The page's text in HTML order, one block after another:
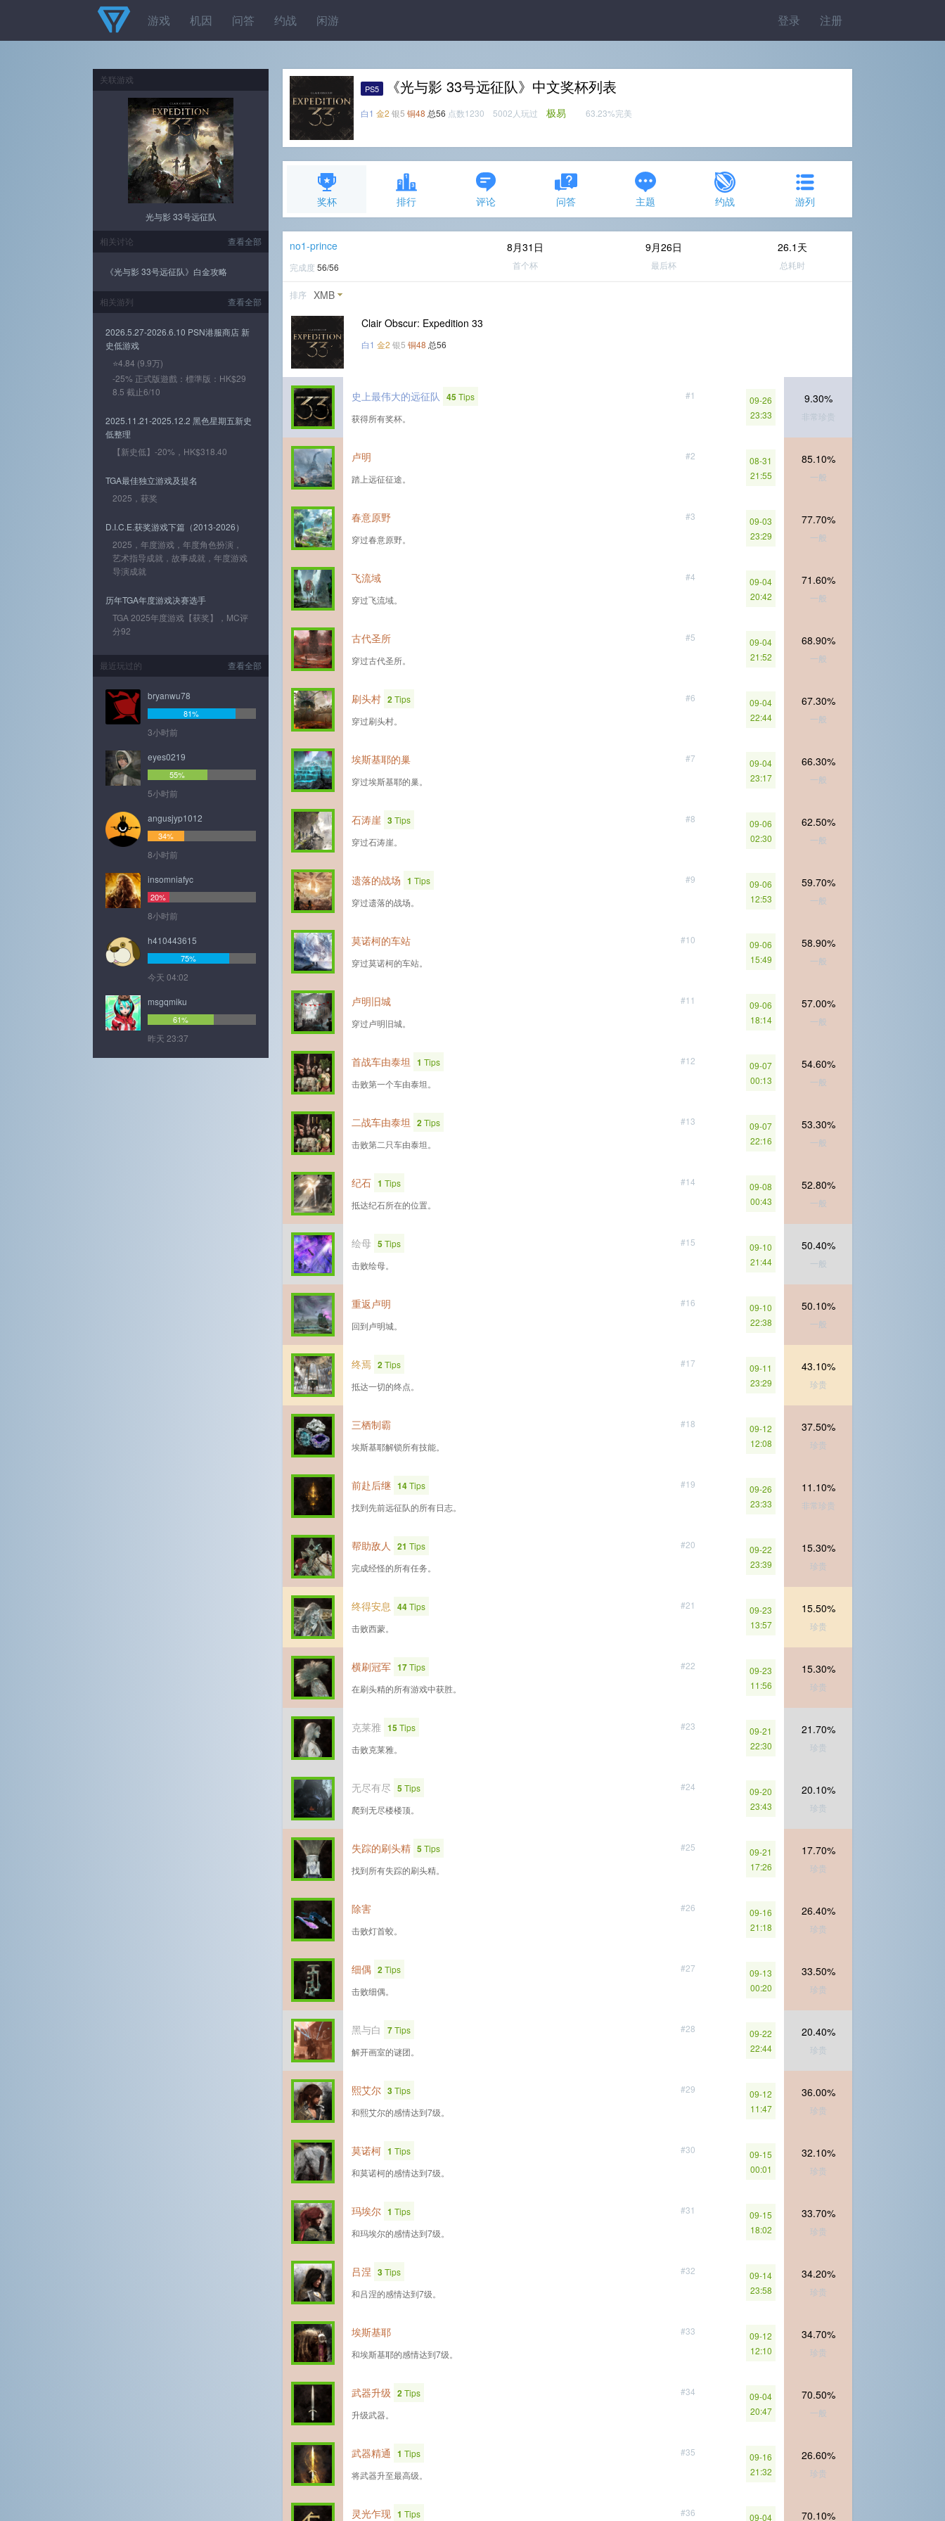
登录 注册
游戏 机因 问答 约战 闲游
PS5 《光与影 33号远征队》中文奖杯列表
白1 金2 银5 铜48 总56 点数1230 5002人玩过 极易 63.23%完美
奖杯 排行 评论 问答 主题 约战 游列
no1-prince
完成度 56/56
8月31日
首个杯
9月26日
最后杯
26.1天
总耗时
排序 XMB
Clair Obscur: Expedition 33
白1 金2 银5 铜48 总56
#1
史上最伟大的远征队 45Tips
获得所有奖杯。
09-26
23:33
9.30%
非常珍贵
#2
卢明
踏上远征征途。
08-31
21:55
85.10%
一般
#3
春意原野
穿过春意原野。
09-03
23:29
77.70%
一般
#4
飞流域
穿过飞流域。
09-04
20:42
71.60%
一般
#5
古代圣所
穿过古代圣所。
09-04
21:52
68.90%
一般
#6
刷头村 2Tips
穿过刷头村。
09-04
22:44
67.30%
一般
#7
埃斯基耶的巢
穿过埃斯基耶的巢。
09-04
23:17
66.30%
一般
#8
石涛崖 3Tips
穿过石涛崖。
09-06
02:30
62.50%
一般
#9
遗落的战场 1 Tips
穿过遗落的战场。
09-06
12:53
59.70%
一般
#10
莫诺柯的车站
穿过莫诺柯的车站。
09-06
15:49
58.90%
一般
#11
卢明旧城
穿过卢明旧城。
09-06
18:14
57.00%
一般
#12
首战车由泰坦 1 Tips
击败第一个车由泰坦。
09-07
00:13
54.60%
一般
#13
二战车由泰坦 2Tips
击败第二只车由泰坦。
09-07
22:16
53.30%
一般
#14
纪石 1 Tips
抵达纪石所在的位置。
09-08
00:43
52.80%
一般
#15
绘母 5Tips
击败绘母。
09-10
21:44
50.40%
一般
#16
重返卢明
回到卢明城。
09-10
22:38
50.10%
一般
#17
终焉 2Tips
抵达一切的终点。
09-11
23:29
43.10%
珍贵
#18
三栖制霸
埃斯基耶解锁所有技能。
09-12
12:08
37.50%
珍贵
#19
前赴后继 14Tips
找到先前远征队的所有日志。
09-26
23:33
11.10%
非常珍贵
#20
帮助敌人 21 Tips
完成经怪的所有任务。
09-22
23:39
15.30%
珍贵
#21
终得安息 44Tips
击败西蒙。
09-23
13:57
15.50%
珍贵
#22
横刷冠军 17Tips
在刷头精的所有游戏中获胜。
09-23
11:56
15.30%
珍贵
#23
克莱雅 15Tips
击败克莱雅。
09-21
22:30
21.70%
珍贵
#24
无尽有尽 5Tips
爬到无尽楼楼顶。
09-20
23:43
20.10%
珍贵
#25
失踪的刷头精 5Tips
找到所有失踪的刷头精。
09-21
17:26
17.70%
珍贵
#26
除害
击败灯首蛟。
09-16
21:18
26.40%
珍贵
#27
细偶 2Tips
击败细偶。
09-13
00:20
33.50%
珍贵
#28
黑与白 7Tips
解开画室的谜团。
09-22
22:44
20.40%
珍贵
#29
熙艾尔 3Tips
和熙艾尔的感情达到7级。
09-12
11:47
36.00%
珍贵
#30
莫诺柯 1 Tips
和莫诺柯的感情达到7级。
09-15
00:01
32.10%
珍贵
#31
玛埃尔 1 Tips
和玛埃尔的感情达到7级。
09-15
18:02
33.70%
珍贵
#32
吕涅 3Tips
和吕涅的感情达到7级。
09-14
23:58
34.20%
珍贵
#33
埃斯基耶
和埃斯基耶的感情达到7级。
09-12
12:10
34.70%
珍贵
#34
武器升级 2Tips
升级武器。
09-04
20:47
70.50%
一般
#35
武器精通 1 Tips
将武器升至最高级。
09-16
21:32
26.60%
珍贵
#36
灵光乍现 1 Tips 09-04 70.10%
关联游戏
光与影 33号远征队
查看全部
相关讨论
《光与影 33号远征队》白金攻略
查看全部
相关游列
2026.5.27-2026.6.10 PSN港服商店 新
史低游戏
⭐4.84 (9.9万)
-25% 正式版遊戲：標準版：HK$29
8.5 截止6/10
2025.11.21-2025.12.2 黑色星期五新史
低整理
【新史低】-20%，HK$318.40
TGA最佳独立游戏及提名
2025，获奖
D.I.C.E.获奖游戏下篇（2013-2026）
2025，年度游戏，年度角色扮演，
艺术指导成就，故事成就，年度游戏
导演成就
历年TGA年度游戏决赛选手
TGA 2025年度游戏【获奖】，MC评
分92
查看全部
最近玩过的
bryanwu78
81%
3小时前
eyes0219
55%
5小时前
angusjyp1012
34%
8小时前
insomniafyc
20%
8小时前
h410443615
75%
今天 04:02
msgqmiku
61%
昨天 23:37